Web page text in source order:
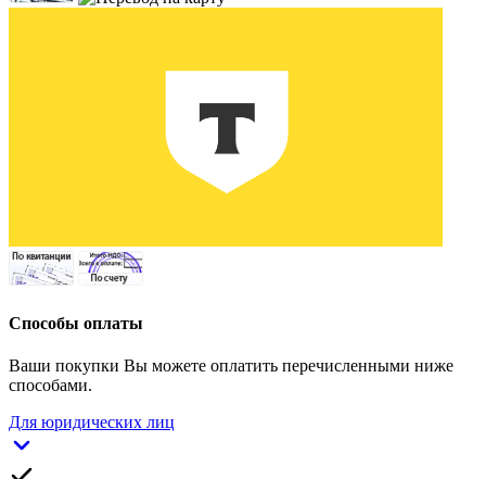
Способы оплаты
Ваши покупки Вы можете оплатить перечисленными ниже
способами.
Для юридических лиц